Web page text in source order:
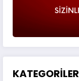
KATEGORİLER